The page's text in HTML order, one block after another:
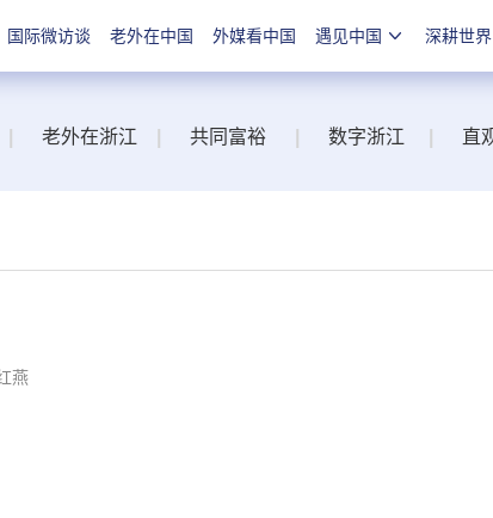
国际微访谈 老外在中国 外媒看中国 遇见中国 深耕世界
老外在浙江 共同富裕 数字浙江 直
燕